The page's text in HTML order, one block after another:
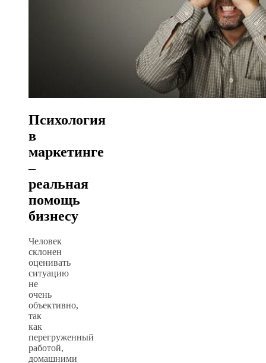
Психология
в
маркетинге
–
реальная
помощь
бизнесу
Человек
склонен
оценивать
ситуацию
не
очень
объективно,
так
как
перегруженный
работой,
домашними